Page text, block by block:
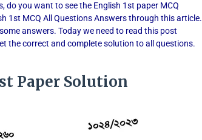
you want to see the English 1st paper MCQ
1st MCQ All Questions Answers through this article.
answers. Today we need to read this post
the correct and complete solution to all questions.
Paper Solution